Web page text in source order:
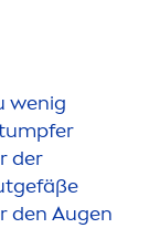
wenig
der
den Augen